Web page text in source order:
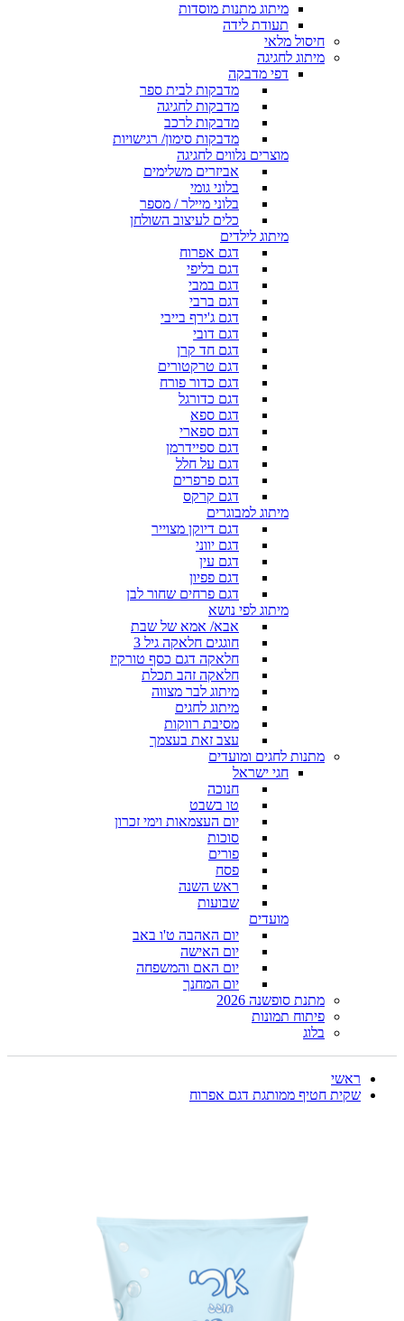
מיתוג מתנות מוסדות
תעודת לידה
חיסול מלאי
מיתוג לחגיגה
דפי מדבקה
מדבקות לבית ספר
מדבקות לחגיגה
מדבקות לרכב
מדבקות סימון/ רגישויות
מוצרים נלווים לחגיגה
אביזרים משלימים
בלוני גומי
בלוני מיילר / מספר
כלים לעיצוב השולחן
מיתוג לילדים
דגם אפרוח
דגם בליפי
דגם במבי
דגם ברבי
דגם ג'ירף בייבי
דגם דובי
דגם חד קרן
דגם טרקטורים
דגם כדור פורח
דגם כדורגל
דגם ספא
דגם ספארי
דגם ספיידרמן
דגם על חלל
דגם פרפרים
דגם קרקס
מיתוג למבוגרים
דגם דיוקן מצוייר
דגם יווני
דגם עין
דגם פפיון
דגם פרחים שחור לבן
מיתוג לפי נושא
אבא/ אמא של שבת
חוגגים חלאקה גיל 3
חלאקה דגם כסף טורקיז
חלאקה זהב תכלת
מיתוג לבר מצווה
מיתוג לחגים
מסיבת רווקות
עצב זאת בעצמך
מתנות לחגים ומועדים
חגי ישראל
חנוכה
טו בשבט
יום העצמאות וימי זכרון
סוכות
פורים
פסח
ראש השנה
שבועות
מועדים
יום האהבה ט'ו באב
יום האישה
יום האם והמשפחה
יום המחנך
מתנת סופשנה 2026
פיתוח תמונות
בלוג
ראשי
שקית חטיף ממותגת דגם אפרוח